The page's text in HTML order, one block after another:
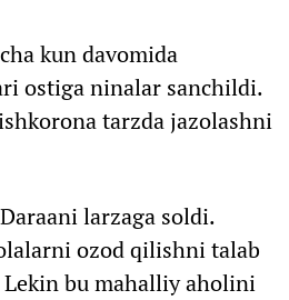
kun davomida
ostiga ninalar sanchildi.
tarzda jazolashni
larzaga soldi.
ozod qilishni talab
bu mahalliy aholini